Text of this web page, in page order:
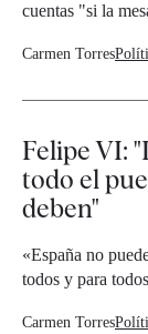
cuentas "si la
Carmen Torres
Felipe VI:
todo el
deben"
«España no
todos y para
Carmen Torres